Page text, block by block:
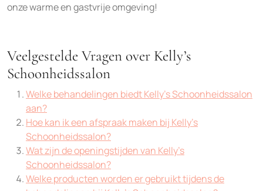
onze warme en gastvrije omgeving!
Veelgestelde Vragen over Kelly’s
Schoonheidssalon
Welke behandelingen biedt Kelly’s Schoonheidssalon
aan?
Hoe kan ik een afspraak maken bij Kelly’s
Schoonheidssalon?
Wat zijn de openingstijden van Kelly’s
Schoonheidssalon?
Welke producten worden er gebruikt tijdens de